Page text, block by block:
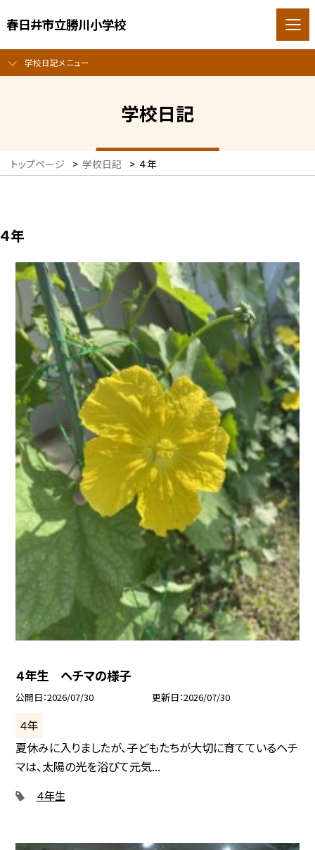
春日井市立勝川小学校
学校日記メニュー
学校日記
トップページ > 学校日記 > ４年
４年
４年生 ヘチマの様子
公開日 2026/07/30 更新日 2026/07/30
４年
夏休みに入りましたが、子どもたちが大切に育てているヘチ
マは、太陽の光を浴びて元気...
４年生